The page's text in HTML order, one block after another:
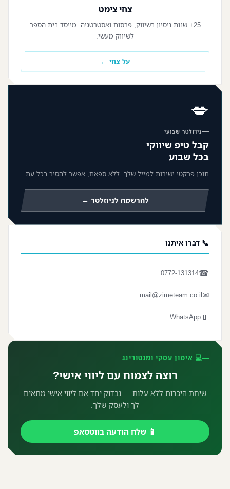
צחי צימט
25+ שנות ניסיון בשיווק, פרסום ואסטרטגיה. מייסד בית הספר
לשיווק מעשי.
על צחי ←
💋
ניוזלטר שבועי
קבל טיפ שיווקי
בכל שבוע
תוכן פרקטי ישירות למייל שלך. ללא ספאם, אפשר להסיר בכל עת.
להרשמה לניוזלטר ←
📞 דברו איתנו
☎
0772-131314
✉
mail@zimeteam.co.il
📱
WhatsApp
💻 אימון עסקי ומנטורינג
רוצה לצמוח עם ליווי אישי?
שיחת היכרות ללא עלות — נבדוק יחד אם ליווי אישי מתאים
לך ולעסק שלך.
📱 שלח הודעה בווטסאפ